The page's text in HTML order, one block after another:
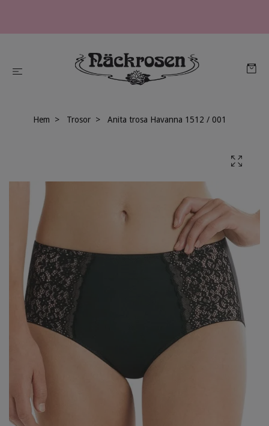
Hem Trosor Anita trosa Havanna 1512 / 001